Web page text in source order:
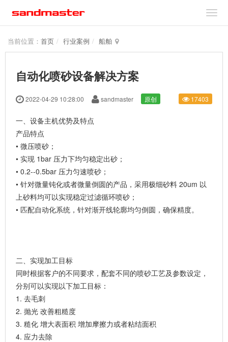
当前位置： 首页 行业案例 船舶
自动化喷砂设备解决方案
2022-04-29 10:28:00 sandmaster 原创 17403
一、设备主机优势及特点
产品特点
• 微压喷砂；
• 实现 1bar 压力下均匀稳定出砂；
• 0.2--0.5bar 压力匀速喷砂；
• 针对微量钝化或者微量倒圆的产品，采用极细砂料 20um 以
上砂料均可以实现稳定过滤循环喷砂；
• 匹配自动化系统，针对渐开线轮廓均匀倒圆，确保精度。
二、实现加工目标
同时根据客户的不同要求，配套不同的喷砂工艺及参数设定，
分别可以实现以下加工目标：
1. 去毛刺
2. 抛光 改善粗糙度
3. 糙化 增大表面积 增加摩擦力或者粘结面积
4. 应力去除